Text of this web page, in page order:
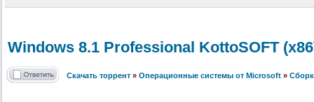
Windows 8.1 Professional KottoSOFT
Скачать торрент » Операционные системы от Microsoft »